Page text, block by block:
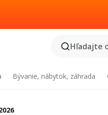
Hľadajte
Bývanie, nábytok, záhrada